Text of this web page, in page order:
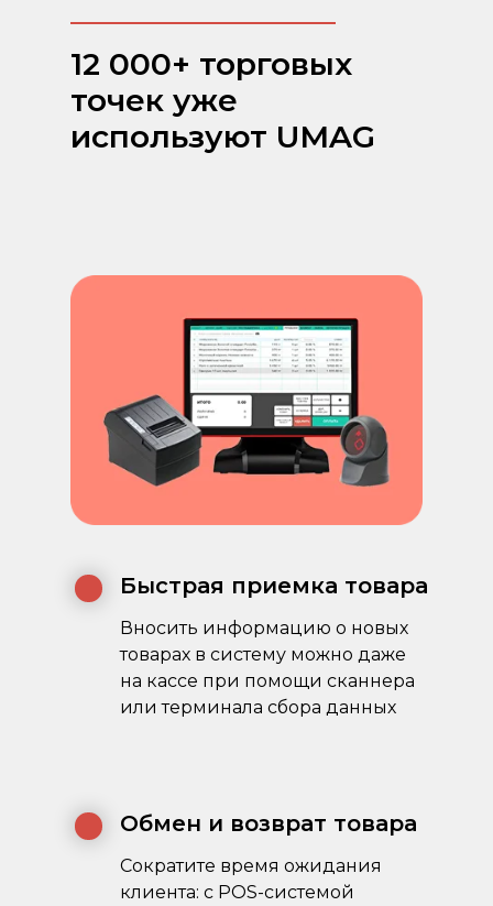
12 000+ торговых
точек уже
используют UMAG
Вносить информацию о новых
товарах в систему можно даже
на кассе при помощи сканнера
или терминала сбора данных
Быстрая приемка товара
Сократите время ожидания
клиента: с POS-системой
Обмен и возврат товара